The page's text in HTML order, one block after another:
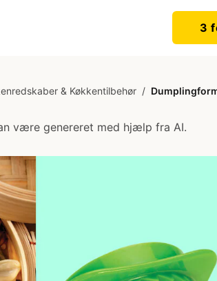
3
& Køkkentilbehør /
være genereret med hjælp fra AI.